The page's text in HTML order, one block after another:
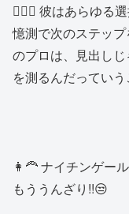
🙍🏿‍♂️ 彼はあらゆる
憶測で次のステッ
のプロは、見出し
を測るんだっていう
👩‍🦰 ナイチンゲー
もううんざり!!😒